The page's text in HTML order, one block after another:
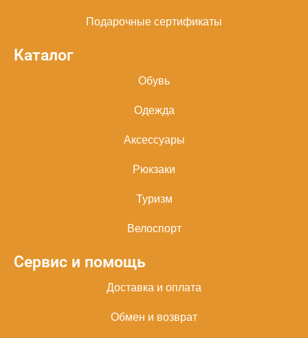
Подарочные сертификаты
Каталог
Обувь
Одежда
Аксессуары
Рюкзаки
Туризм
Велоспорт
Сервис и помощь
Доставка и оплата
Обмен и возврат